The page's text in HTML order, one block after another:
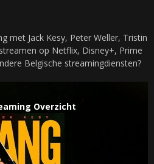
met Jack Kesy, Peter Weller, Tristin
op Netflix, Disney+, Prime
Belgische streamingdiensten?
Overzicht